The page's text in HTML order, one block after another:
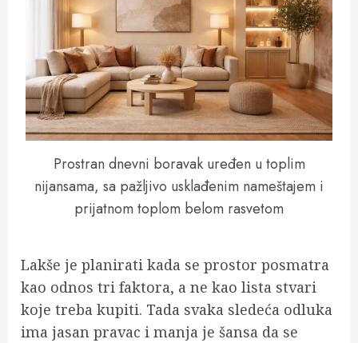
Prostran dnevni boravak uređen u toplim
nijansama, sa pažljivo usklađenim nameštajem i
prijatnom toplom belom rasvetom
Lakše je planirati kada se prostor posmatra
kao odnos tri faktora, a ne kao lista stvari
koje treba kupiti. Tada svaka sledeća odluka
ima jasan pravac i manja je šansa da se